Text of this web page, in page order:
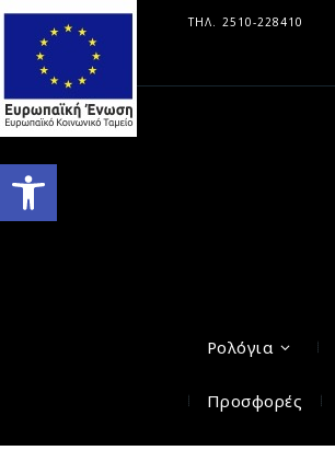
Ανοίξτε τη γραμμή εργαλείων
ΤΗΛ. 2510-228410
Ρολόγια
Προσφορές